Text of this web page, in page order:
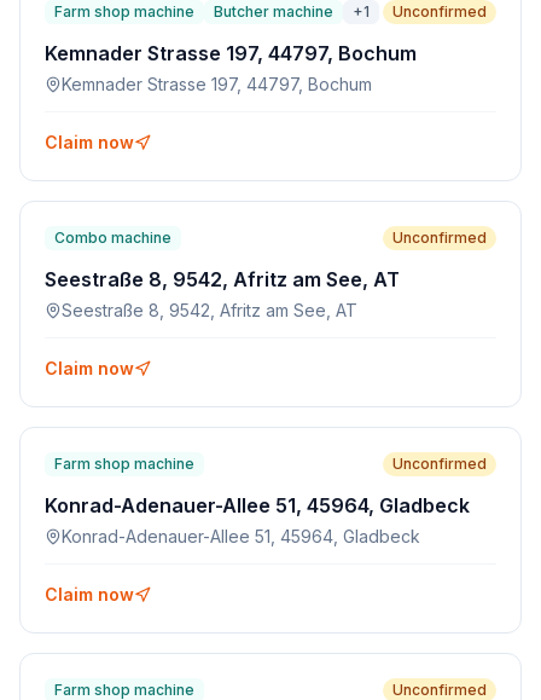
Farm shop machine Butcher machine +1 Unconfirmed
Kemnader Strasse 197, 44797, Bochum
Kemnader Strasse 197, 44797, Bochum
Claim now
Combo machine Unconfirmed
Seestraße 8, 9542, Afritz am See, AT
Seestraße 8, 9542, Afritz am See, AT
Claim now
Farm shop machine Unconfirmed
Konrad-Adenauer-Allee 51, 45964, Gladbeck
Konrad-Adenauer-Allee 51, 45964, Gladbeck
Claim now
Farm shop machine Unconfirmed